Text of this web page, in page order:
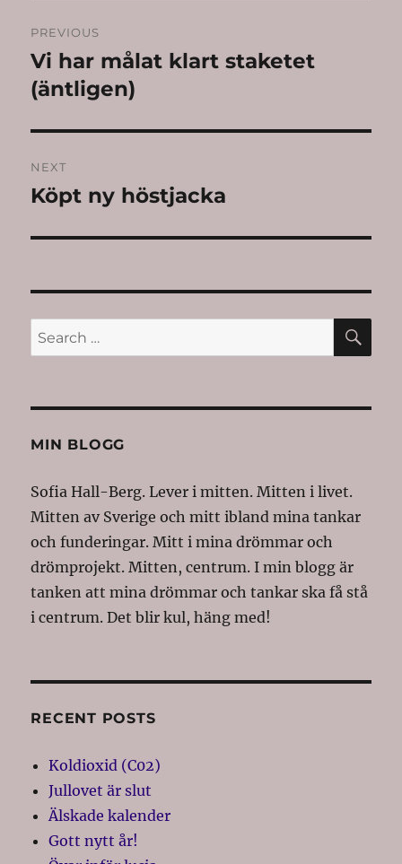
navigation
PREVIOUS
Previous
post:
Vi har målat klart staketet
(äntligen)
NEXT
Next
Köpt ny höstjacka
Search
for:
MIN BLOGG
Sofia Hall-Berg. Lever i mitten. Mitten i livet.
Mitten av Sverige och mitt ibland mina tankar
och funderingar. Mitt i mina drömmar och
drömprojekt. Mitten, centrum. I min blogg är
tanken att mina drömmar och tankar ska få stå
i centrum. Det blir kul, häng med!
RECENT POSTS
Koldioxid (C02)
Jullovet är slut
Älskade kalender
Gott nytt år!